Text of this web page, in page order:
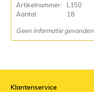
Artikelnummer:
L150
Aantal:
18
Geen informatie gevonden
Klantenservice